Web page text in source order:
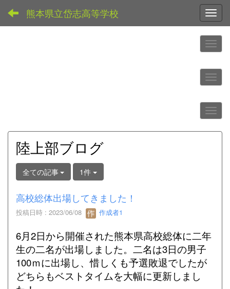
熊本県立岱志高等学校
陸上部ブログ
全ての記事 1件
高校総体出場してきました！
投稿日時 : 2023/06/08 作成者1
6月2日から開催された熊本県高校総体に二年
生の二名が出場しました。二名は3日の男子
100ｍに出場し、惜しくも予選敗退でしたが
どちらもベストタイムを大幅に更新しまし